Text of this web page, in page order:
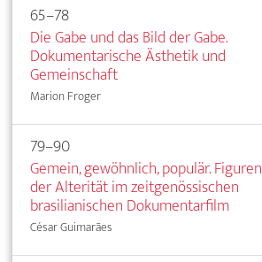
65–78
Die Gabe und das Bild der Gabe.
Dokumentarische Ästhetik und
Gemeinschaft
Marion Froger
79–90
Gemein, gewöhnlich, populär. Figuren
der Alterität im zeitgenössischen
brasilianischen Dokumentarfilm
César Guimarães